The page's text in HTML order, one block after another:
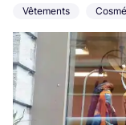
Vêtements